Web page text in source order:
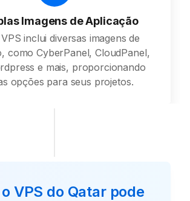
Imagens de Aplicação
inclui diversas imagens de
como CyberPanel, CloudPanel,
e mais, proporcionando
opções para seus projetos.
VPS do Qatar pode